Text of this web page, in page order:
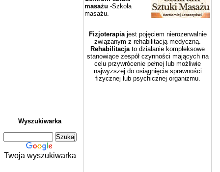
Wyszukiwarka
Twoja wyszukiwarka
masażu -Szkoła
masażu.
Fizjoterapiajest pojęciem nierozerwalnie
związanym z rehabilitacją medyczną.
Rehabilitacjato działanie kompleksowe
stanowiące zespół czynności mających na
celu przywrócenie pełnej lub możliwie
najwyższej do osiągnięcia sprawności
fizycznej lub psychicznej organizmu.